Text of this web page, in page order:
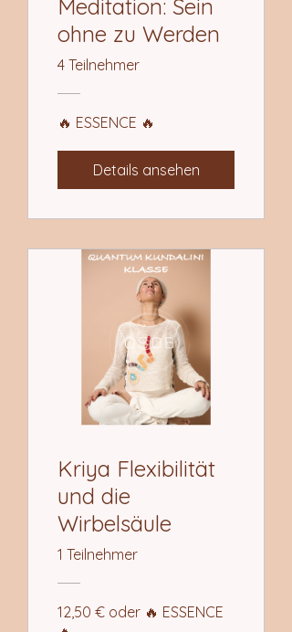
Meditation: Sein
ohne zu Werden
4 Teilnehmer
🔥 ESSENCE 🔥
Details ansehen
Kriya Flexibilität
und die
Wirbelsäule
1 Teilnehmer
12,50 € oder 🔥 ESSENCE